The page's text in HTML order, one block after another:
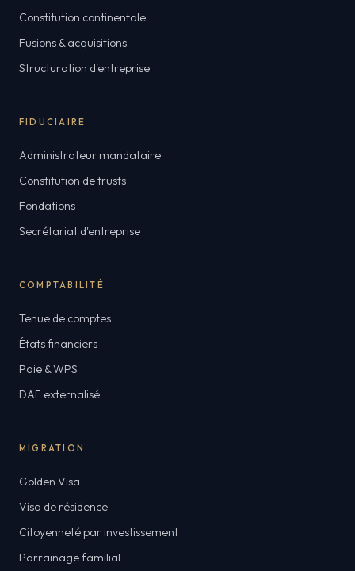
Constitution continentale
Fusions & acquisitions
Structuration d'entreprise
FIDUCIAIRE
Administrateur mandataire
Constitution de trusts
Fondations
Secrétariat d'entreprise
COMPTABILITÉ
Tenue de comptes
États financiers
Paie & WPS
DAF externalisé
MIGRATION
Golden Visa
Visa de résidence
Citoyenneté par investissement
Parrainage familial